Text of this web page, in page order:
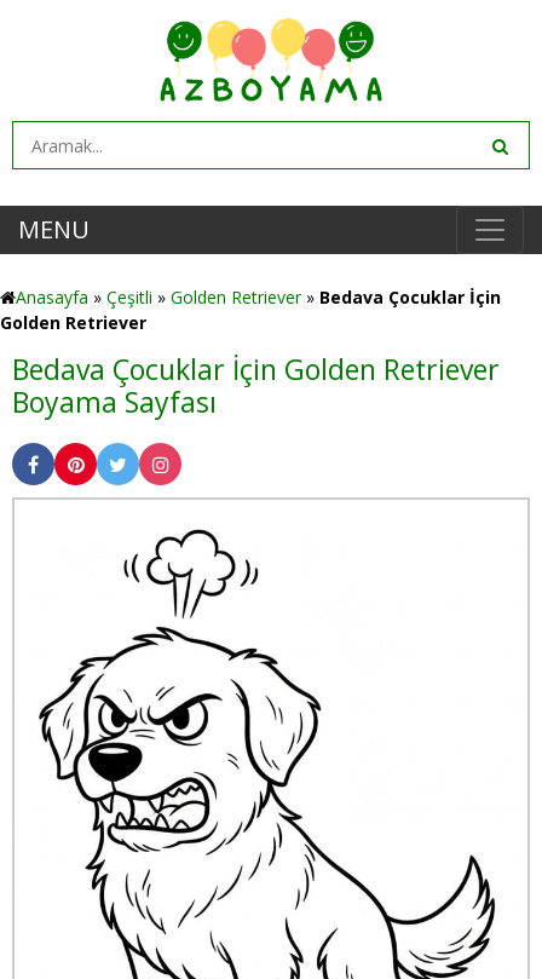
MENU
Anasayfa » Çeşitli » Golden Retriever» Bedava Çocuklar İçin
Golden Retriever
Bedava Çocuklar İçin Golden Retriever
Boyama Sayfası